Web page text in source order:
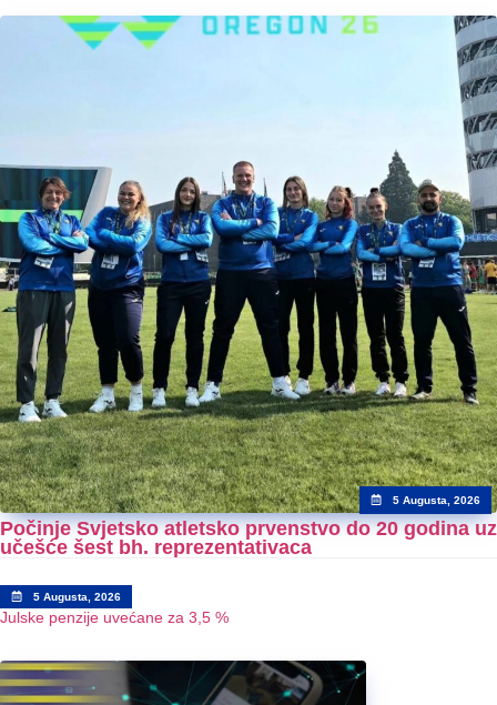
5 Augusta, 2026
Počinje Svjetsko atletsko prvenstvo do 20 godina uz
učešće šest bh. reprezentativaca
5 Augusta, 2026
Julske penzije uvećane za 3,5 %